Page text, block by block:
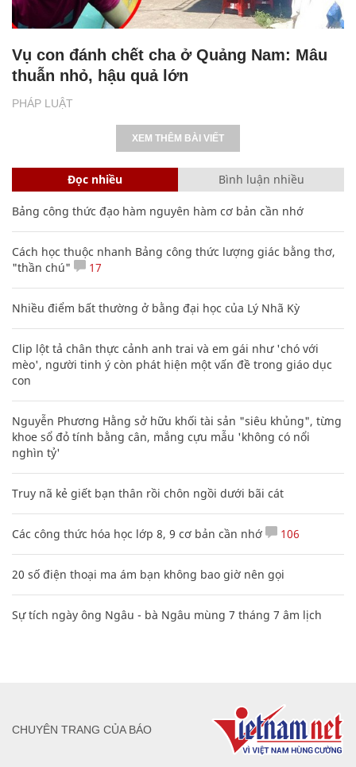
PHÁP LUẬT
Vụ con đánh chết cha ở Quảng Nam: Mâu
thuẫn nhỏ, hậu quả lớn
XEM THÊM BÀI VIẾT
Đọc nhiều Bình luận nhiều
Bảng công thức đạo hàm nguyên hàm cơ bản cần nhớ
Cách học thuộc nhanh Bảng công thức lượng giác bằng thơ,
"thần chú"
17
Nhiều điểm bất thường ở bằng đại học của Lý Nhã Kỳ
Clip lột tả chân thực cảnh anh trai và em gái như 'chó với
mèo', người tinh ý còn phát hiện một vấn đề trong giáo dục
con
Nguyễn Phương Hằng sở hữu khối tài sản "siêu khủng", từng
khoe sổ đỏ tính bằng cân, mắng cựu mẫu 'không có nổi
nghìn tỷ'
Truy nã kẻ giết bạn thân rồi chôn ngồi dưới bãi cát
Các công thức hóa học lớp 8, 9 cơ bản cần nhớ 106
20 số điện thoại ma ám bạn không bao giờ nên gọi
Sự tích ngày ông Ngâu - bà Ngâu mùng 7 tháng 7 âm lịch
CHUYÊN TRANG CỦA BÁO